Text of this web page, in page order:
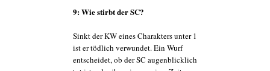
9: Wie stirbt der SC?
Sinkt der KW eines Charakters unter 1
ist er tödlich verwundet. Ein Wurf
entscheidet, ob der SC augenblicklich